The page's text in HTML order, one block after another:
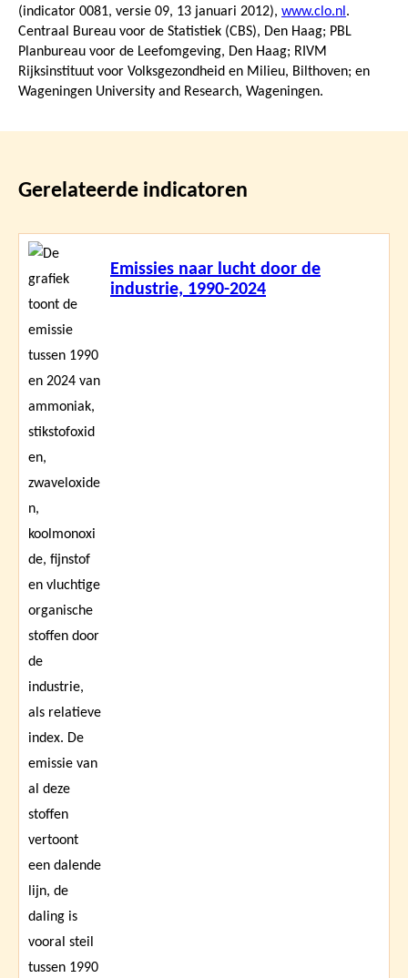
(indicator 0081, versie 09, 13 januari 2012), www.clo.nl .
Centraal Bureau voor de Statistiek (CBS), Den Haag; PBL
Planbureau voor de Leefomgeving, Den Haag; RIVM
Rijksinstituut voor Volksgezondheid en Milieu, Bilthoven; en
Wageningen University and Research, Wageningen.
Gerelateerde indicatoren
Emissies naar lucht door de
industrie, 1990-2024
Lees
meer